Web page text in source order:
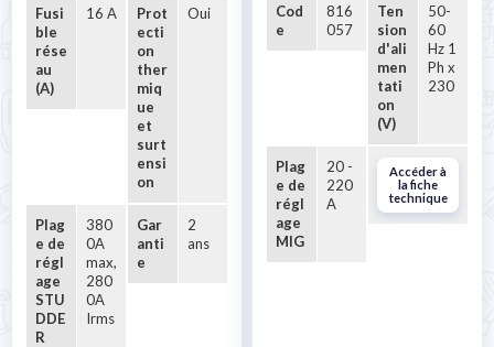
Fusi
ble
rése
au
(A)
16 A
Prot
ecti
on
ther
miq
ue
et
surt
ensi
on
Oui
Plag
e de
régl
age
STU
DDE
R
380
0A
max,
280
0A
Irms
Gar
anti
e
2
ans
Cod
e
816
057
Ten
sion
d'ali
men
tati
on
(V)
50-
60
Hz 1
Ph x
230
Plag
e de
régl
age
MIG
20 -
220
A
Accéder à
la fiche
technique